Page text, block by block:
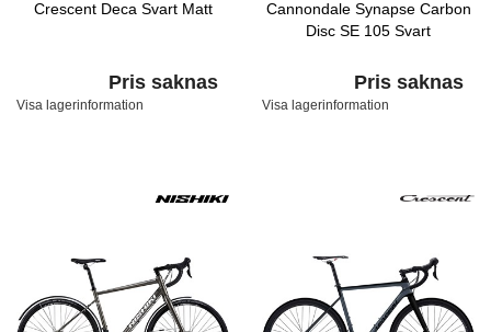
Crescent Deca Svart Matt
Pris saknas
Visa lagerinformation
Cannondale Synapse Carbon
Disc SE 105 Svart
Pris saknas
Visa lagerinformation